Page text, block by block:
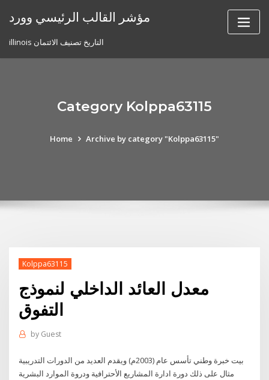
مؤشر القالب الرئيسي وورد
illinois التاريخ تصنيف الائتمان
Category Kolppa63115
Home Archive by category "Kolppa63115"
Kolppa63115
معدل العائد الداخلي لنموذج
التفوق
by Guest
بيت خبرة وطني تأسس عام (2003م) ويقدم العديد من الدورات التدريبية
مثال على ذلك دورة ادارة المشاريع الأحترافية ودروة الموارد البشرية